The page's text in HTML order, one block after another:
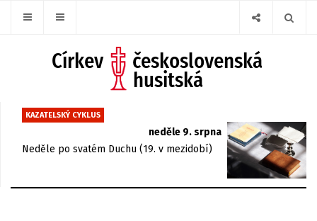
KAZATELSKÝ CYKLUS
neděle 9. srpna
Neděle po svatém Duchu (19. v mezidobí)